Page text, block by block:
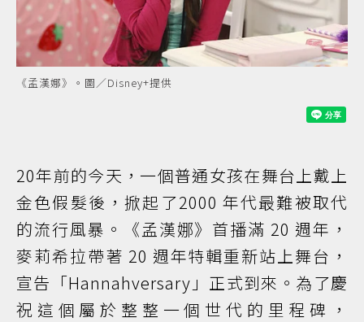
《孟漢娜》。圖／Disney+提供
20年前的今天，一個普通女孩在舞台上戴上
金色假髮後，掀起了2000 年代最難被取代
的流行風暴。《孟漢娜》首播滿 20 週年，
麥莉希拉帶著 20 週年特輯重新站上舞台，
宣告「Hannahversary」正式到來。為了慶
祝這個屬於整整一個世代的里程碑，